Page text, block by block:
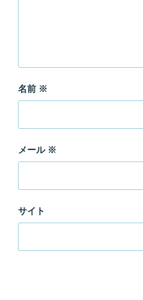
名前 ※
メール ※
サイト